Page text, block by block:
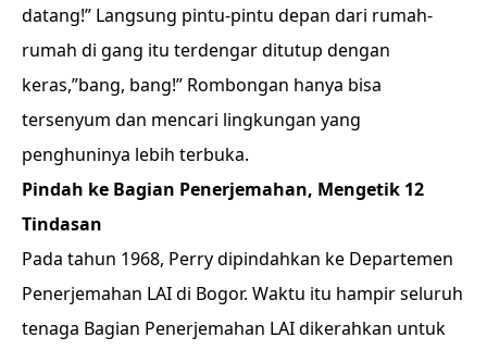
datang!” Langsung pintu-pintu depan dari rumah-
rumah di gang itu terdengar ditutup dengan
keras,”bang, bang!” Rombongan hanya bisa
tersenyum dan mencari lingkungan yang
penghuninya lebih terbuka.
Pindah ke Bagian Penerjemahan, Mengetik 12
Tindasan
Pada tahun 1968, Perry dipindahkan ke Departemen
Penerjemahan LAI di Bogor. Waktu itu hampir seluruh
tenaga Bagian Penerjemahan LAI dikerahkan untuk